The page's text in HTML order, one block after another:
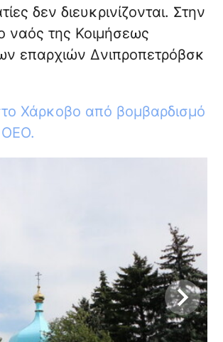
δεν διευκρινίζονται. Στην
ναός της Κοιμήσεως
επαρχιών Δνιπροπετρόβσκ
Χάρκοβο από βομβαρδισμό
ΟΕΟ.